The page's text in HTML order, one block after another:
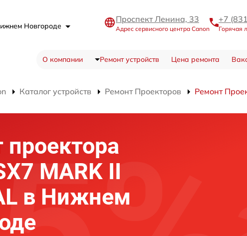
Новгороде
Проспект Ленина, 33
Адрес сервисного центра Canon
+7
Горячая
О компании Ремонт устройств Цена ремонта
Каталог устройств Ремонт Проекторов Ремонт
MARK II
в Нижнем